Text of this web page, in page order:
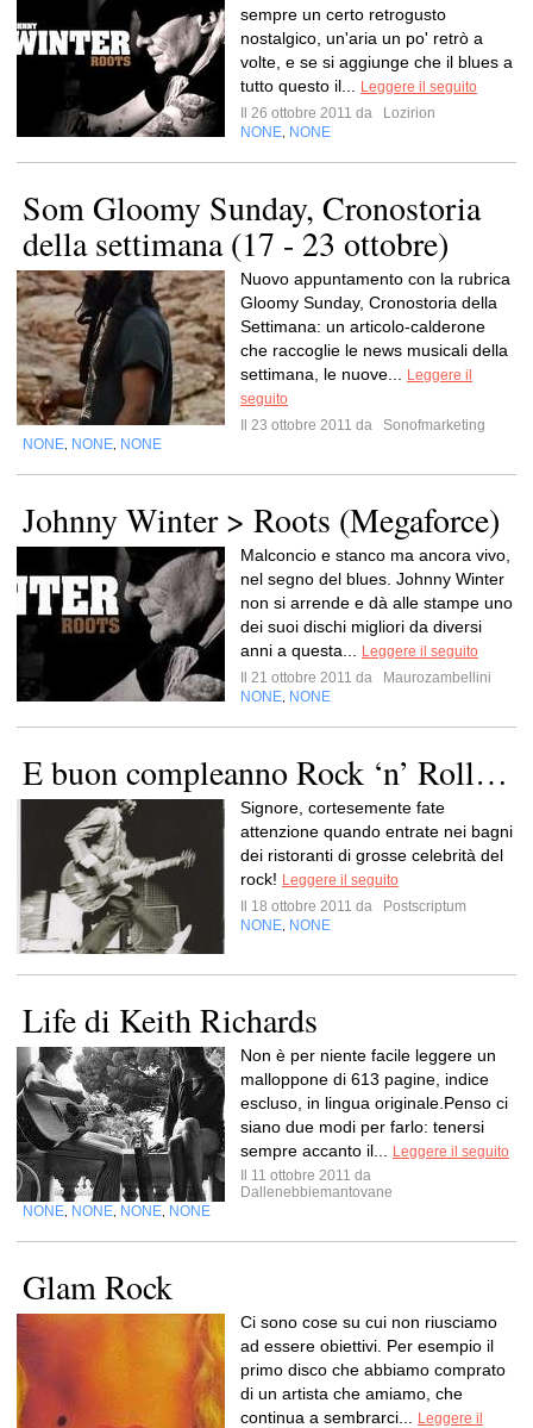
sempre un certo retrogusto
nostalgico, un'aria un po' retrò a
volte, e se si aggiunge che il blues a
tutto questo il...
Leggere il seguito
Il 26 ottobre 2011 da
Lozirion
NONE NONE
Som Gloomy Sunday, Cronostoria
della settimana (17 - 23 ottobre)
Nuovo appuntamento con la rubrica
Gloomy Sunday, Cronostoria della
Settimana: un articolo-calderone
che raccoglie le news musicali della
settimana, le nuove...
Leggere il
seguito
Il 23 ottobre 2011 da
Sonofmarketing
NONE NONE NONE
Johnny Winter > Roots (Megaforce)
Malconcio e stanco ma ancora vivo,
nel segno del blues. Johnny Winter
non si arrende e dà alle stampe uno
dei suoi dischi migliori da diversi
anni a questa...
Leggere il seguito
Il 21 ottobre 2011 da
Maurozambellini
NONE NONE
E buon compleanno Rock ‘n’ Roll…
Signore, cortesemente fate
attenzione quando entrate nei bagni
dei ristoranti di grosse celebrità del
rock! Leggere il seguito
Il 18 ottobre 2011 da
Postscriptum
NONE NONE
Life di Keith Richards
Non è per niente facile leggere un
malloppone di 613 pagine, indice
escluso, in lingua originale.Penso ci
siano due modi per farlo: tenersi
sempre accanto il...
Leggere il seguito
Il 11 ottobre 2011 da
Dallenebbiemantovane
NONE NONE NONE NONE
Glam Rock
Ci sono cose su cui non riusciamo
ad essere obiettivi. Per esempio il
primo disco che abbiamo comprato
di un artista che amiamo, che
continua a sembrarci...
Leggere il